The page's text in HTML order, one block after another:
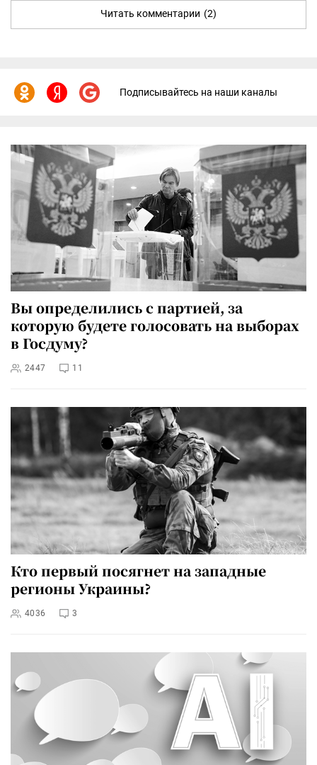
Читать комментарии (2)
Подписывайтесь на наши каналы
Вы определились с партией, за
которую будете голосовать на выборах
в Госдуму?
2447 11
Кто первый посягнет на западные
регионы Украины?
4036 3